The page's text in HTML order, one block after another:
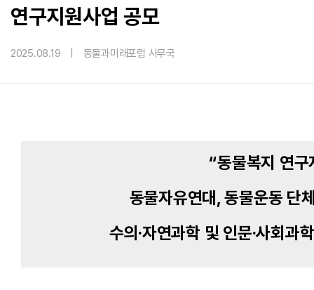
연구지원사업 공모
2025.08.19 동물과미래포럼 사무국
“동물복지 연
동물자유연대, 동물운동 단
수의·자연과학 및 인문·사회과